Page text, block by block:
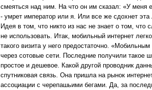
смеяться над ним. На что он им сказал: «У меня
- умрет император или я. Или все же сдохнет
Идея в том, что никто из нас не знает о том, что
не использовать. Итак, мобильный интернет
такого визита у него предостаточно.
через сотовые сети. Последние получили такое
простое и дешевое. Какой другой проводник
спутниковая связь. Она пришла на рынок
ассоциации с черепашьими бегами. Да, за